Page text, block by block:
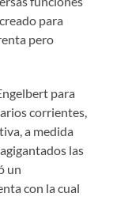
para
pero
para
corrientes,
a medida
las
un
con la cual